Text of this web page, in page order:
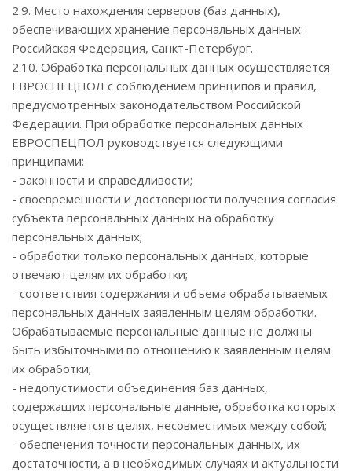
2.9. Место нахождения серверов (баз данных),
обеспечивающих хранение персональных данных:
Российская Федерация, Санкт-Петербург.
2.10. Обработка персональных данных осуществляется
ЕВРОСПЕЦПОЛ с соблюдением принципов и правил,
предусмотренных законодательством Российской
Федерации. При обработке персональных данных
ЕВРОСПЕЦПОЛ руководствуется следующими
принципами:
- законности и справедливости;
- своевременности и достоверности получения согласия
субъекта персональных данных на обработку
персональных данных;
- обработки только персональных данных, которые
отвечают целям их обработки;
- соответствия содержания и объема обрабатываемых
персональных данных заявленным целям обработки.
Обрабатываемые персональные данные не должны
быть избыточными по отношению к заявленным целям
их обработки;
- недопустимости объединения баз данных,
содержащих персональные данные, обработка которых
осуществляется в целях, несовместимых между собой;
- обеспечения точности персональных данных, их
достаточности, а в необходимых случаях и актуальности